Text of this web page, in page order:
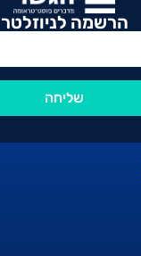
הרשמה לניוזלטר
שליחה